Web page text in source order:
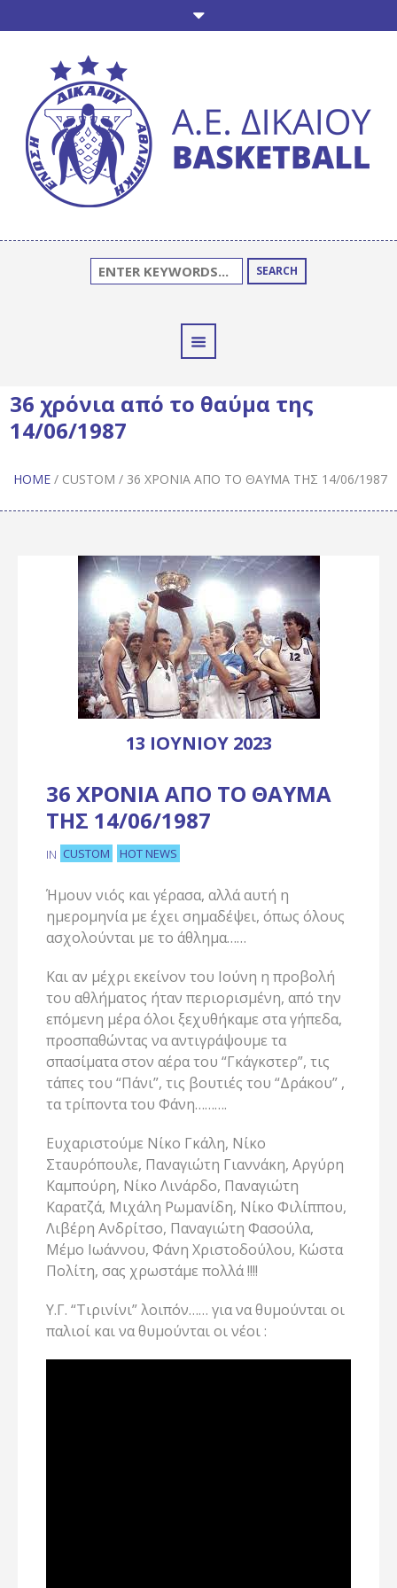
SEARCH
36 χρόνια από το θαύμα της
14/06/1987
HOME / CUSTOM / 36 ΧΡΌΝΙΑ ΑΠΌ ΤΟ ΘΑΎΜΑ ΤΗΣ 14/06/1987
13 ΙΟΥΝΊΟΥ 2023
36 ΧΡΌΝΙΑ ΑΠΌ ΤΟ ΘΑΎΜΑ
ΤΗΣ 14/06/1987
IN CUSTOM HOT NEWS
Ήμουν νιός και γέρασα, αλλά αυτή η
ημερομηνία με έχει σημαδέψει, όπως όλους
ασχολούνται με το άθλημα……
Και αν μέχρι εκείνον του Ιούνη η προβολή
του αθλήματος ήταν περιορισμένη, από την
επόμενη μέρα όλοι ξεχυθήκαμε στα γήπεδα,
προσπαθώντας να αντιγράψουμε τα
σπασίματα στον αέρα του “Γκάγκστερ”, τις
τάπες του “Πάνι”, τις βουτιές του “Δράκου” ,
τα τρίποντα του Φάνη……….
Ευχαριστούμε Νίκο Γκάλη, Νίκο
Σταυρόπουλε, Παναγιώτη Γιαννάκη, Αργύρη
Καμπούρη, Νίκο Λινάρδο, Παναγιώτη
Καρατζά, Μιχάλη Ρωμανίδη, Νίκο Φιλίππου,
Λιβέρη Ανδρίτσο, Παναγιώτη Φασούλα,
Μέμο Ιωάννου, Φάνη Χριστοδούλου, Κώστα
Πολίτη, σας χρωστάμε πολλά !!!!
Υ.Γ. “Τιρινίνι” λοιπόν…… για να θυμούνται οι
παλιοί και να θυμούνται οι νέοι :